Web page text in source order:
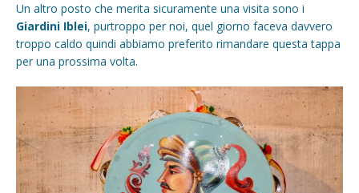
Un altro posto che merita sicuramente una visita sono i
Giardini Iblei, purtroppo per noi, quel giorno faceva davvero
troppo caldo quindi abbiamo preferito rimandare questa tappa
per una prossima volta.